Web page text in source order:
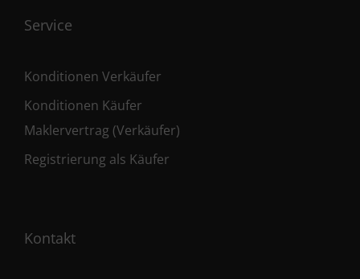
Service
Konditionen Verkäufer
Konditionen Käufer
Maklervertrag (Verkäufer)
Registrierung als Käufer
Kontakt